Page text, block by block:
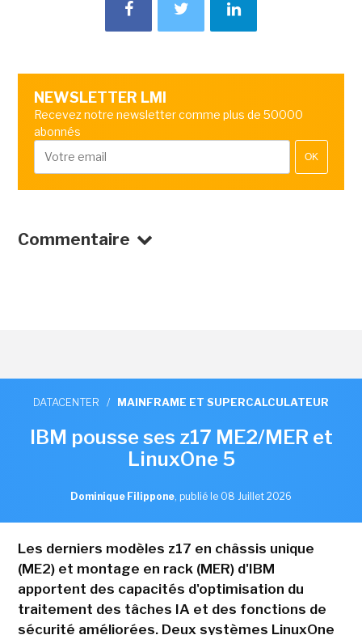
NEWSLETTER LMI
Recevez notre newsletter comme plus de 50000
abonnés
OK
Commentaire
DATACENTER / MAINFRAME ET SUPERCALCULATEUR
IBM pousse ses z17 ME2/MER et
LinuxOne 5
Dominique Filippone, publié le 08 Juillet 2026
Les derniers modèles z17 en châssis unique
(ME2) et montage en rack (MER) d'IBM
apportent des capacités d'optimisation du
traitement des tâches IA et des fonctions de
sécurité améliorées. Deux systèmes LinuxOne